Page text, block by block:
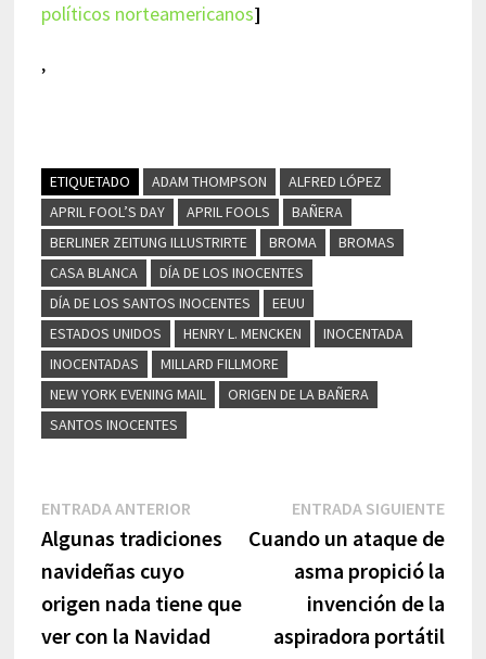
políticos norteamericanos]
’
ETIQUETADO ADAM THOMPSON
ALFRED LÓPEZ
APRIL FOOL’S DAY
APRIL FOOLS
BAÑERA
BERLINER ZEITUNG ILLUSTRIRTE
BROMA
BROMAS
CASA BLANCA
DÍA DE LOS INOCENTES
DÍA DE LOS SANTOS INOCENTES
EEUU
ESTADOS UNIDOS
HENRY L. MENCKEN
INOCENTADA
INOCENTADAS
MILLARD FILLMORE
NEW YORK EVENING MAIL
ORIGEN DE LA BAÑERA
SANTOS INOCENTES
Navegación
de
entradas
ENTRADA ANTERIOREntrada
anterior:
Algunas tradiciones
navideñas cuyo
origen nada tiene que
ver con la Navidad
ENTRADA SIGUIENTE
Cuando un ataque de
asma propició la
invención de la
aspiradora portátil